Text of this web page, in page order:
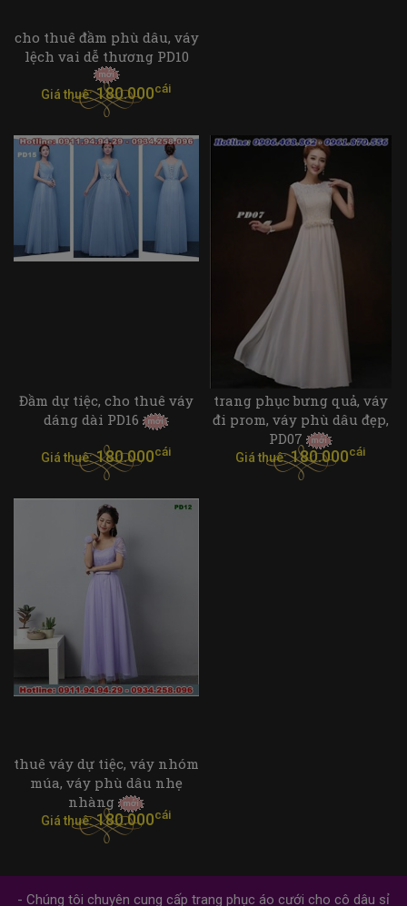
cho thuê đầm phù dâu, váy
lệch vai dễ thương PD10
Giá thuê:180.000cái
Đầm dự tiệc, cho thuê váy
dáng dài PD16
Giá thuê:180.000cái
trang phục bưng quả, váy
đi prom, váy phù dâu đẹp,
PD07
Giá thuê:180.000cái
thuê váy dự tiệc, váy nhóm
múa, váy phù dâu nhẹ
nhàng
Giá thuê:180.000cái
- Chúng tôi chuyên cung cấp trang phục áo cưới cho cô dâu sỉ